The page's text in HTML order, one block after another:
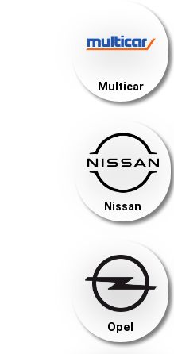
Multicar
Nissan
Opel